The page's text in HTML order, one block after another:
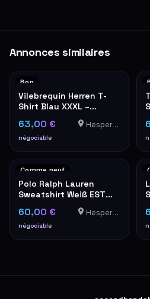
Annonces similaires
Bon
Vilebrequin Herren T-
Shirt Blau XXXL –
63,00 €
négociable
Hesperange
Comme neuf
Polo Ralph Lauren
Sweatshirt Weiß EST
MCMLXVII Wappen XL
60,00 €
négociable
Hesperange